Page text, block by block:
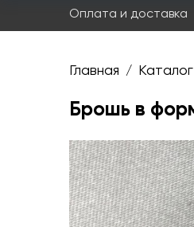
Оплата и доставка
Главная /
Брошь в